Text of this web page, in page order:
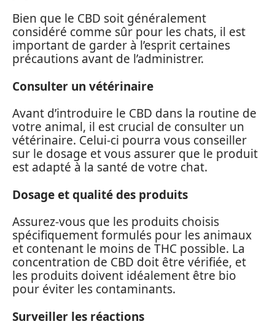
Bien que le CBD soit généralement
considéré comme sûr pour les chats, il est
important de garder à l’esprit certaines
précautions avant de l’administrer.
Consulter un vétérinaire
Avant d’introduire le CBD dans la routine de
votre animal, il est crucial de consulter un
vétérinaire. Celui-ci pourra vous conseiller
sur le dosage et vous assurer que le produit
est adapté à la santé de votre chat.
Dosage et qualité des produits
Assurez-vous que les produits choisis
spécifiquement formulés pour les animaux
et contenant le moins de THC possible. La
concentration de CBD doit être vérifiée, et
les produits doivent idéalement être bio
pour éviter les contaminants.
Surveiller les réactions